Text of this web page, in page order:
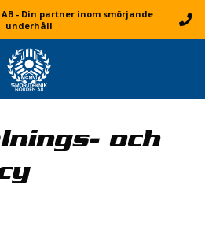
- Din partner inom smörjande
underhåll
och